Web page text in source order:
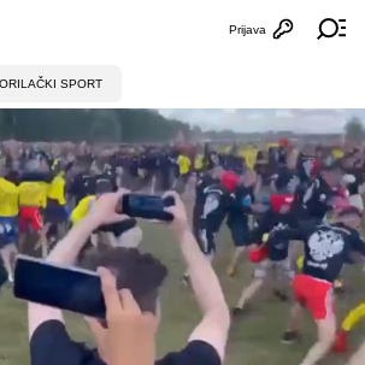
Otvori
Prijava
SPORT